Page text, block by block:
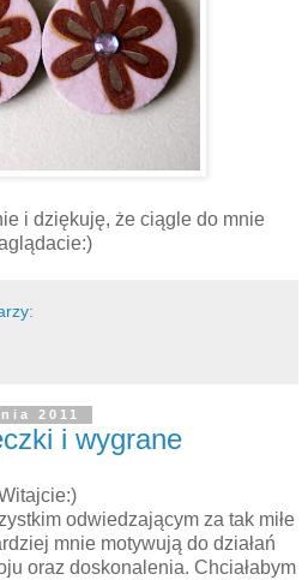
i dziękuję, że ciągle do mnie
2011
i wygrane
odwiedzającym za tak miłe
mnie motywują do działań
oraz doskonalenia. Chciałabym